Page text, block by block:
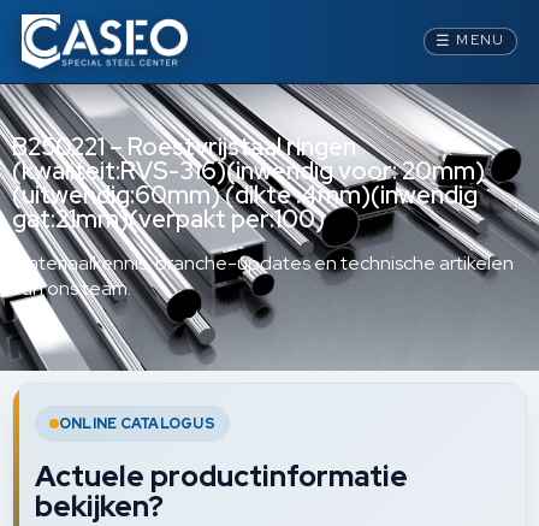
☰ MENU
B250221 – Roestvrijstaal ringen
(kwaliteit:RVS-316)(inwendig voor: 20mm)
(uitwendig:60mm) (dikte :4mm)(inwendig
gat:21mm)(verpakt per:100)
Materiaalkennis, branche-updates en technische artikelen
van ons team.
ONLINE CATALOGUS
Actuele productinformatie
bekijken?